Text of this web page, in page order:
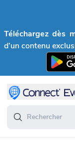
Téléchargez dès
d’un contenu